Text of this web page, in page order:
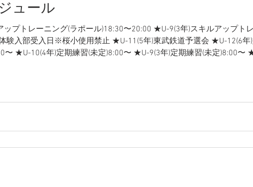
ュール
プトレーニング(ラポール)18:30〜20:00 ★U-9(3年)スキルアップト
験入部受入日※桜小使用禁止 ★U-11(5年)東武鉄道予選会 ★U-12(6年)
〜 ★U-10(4年)定期練習(未定)8:00〜 ★U-9(3年)定期練習(未定)8:00〜
)17: